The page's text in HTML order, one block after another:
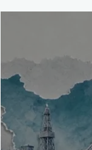
minutes,
15
seconds
Volume
90%